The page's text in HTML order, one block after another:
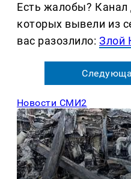
Есть жалобы?
которых вывели из
вас разозлило:Злой
Новости СМИ2